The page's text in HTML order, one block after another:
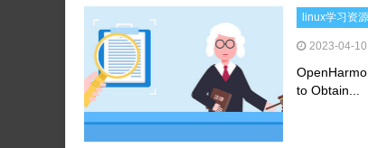
linux学习资源
2023-04-10
to Obtain...